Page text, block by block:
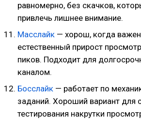
равномерно, без скачков,
привлечь лишнее внимание.
Масслайк — хорош, когда
естественный прирост
пиков. Подходит для
каналом.
Босслайк — работает по
заданий. Хороший вариант для
тестирования накрутки